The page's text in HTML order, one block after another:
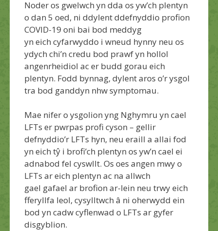
Noder os gwelwch yn dda os yw’ch plentyn
o dan 5 oed, ni ddylentddefnyddio profion
COVID-19 oni bai bod meddyg
yn eich cyfarwyddo i wneud hynny neu os
ydych chi’n credu bod prawf yn hollol
angenrheidiol ac er budd gorau eich
plentyn. Fodd bynnag, dylent aros o’rysgol
tra bod ganddyn nhw symptomau.
Mae nifer o ysgolion yng Nghymru yn cael
LFTs er pwrpas profi cyson – gellir
defnyddio’r LFTs hyn, neu eraill a allai fod
yn eich tŷ i brofi’ch plentyn os yw’n cael ei
adnabod fel cyswllt. Os oes angen mwy o
LFTs ar eich plentyn ac na allwch
gael gafael ar brofion ar-lein neu trwy eich
fferyllfa leol, cysylltwch â ni oherwydd ein
bod yn cadwcyflenwad o LFTs ar gyfer
disgyblion.